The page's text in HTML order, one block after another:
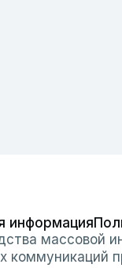
информация
массовой